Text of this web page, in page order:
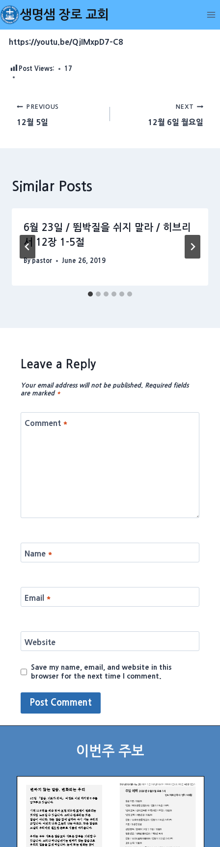
Skip
to
content
생명샘 장로 교회
https://youtu.be/QjIMxpD7-C8
Post Views: 17
Post
navigation
PREVIOUS
12월 5일
NEXT
12월 6일 월요일
Similar Posts
6월 23일 / 뜀박질을 쉬지 말라 / 히브리
서 12장 1-5절
By pastor June 26, 2019
Leave a Reply
Your email address will not be published. Required fields
are marked *
Comment *
Name *
Email *
Website
Save my name, email, and website in this
browser for the next time I comment.
이번주 주보